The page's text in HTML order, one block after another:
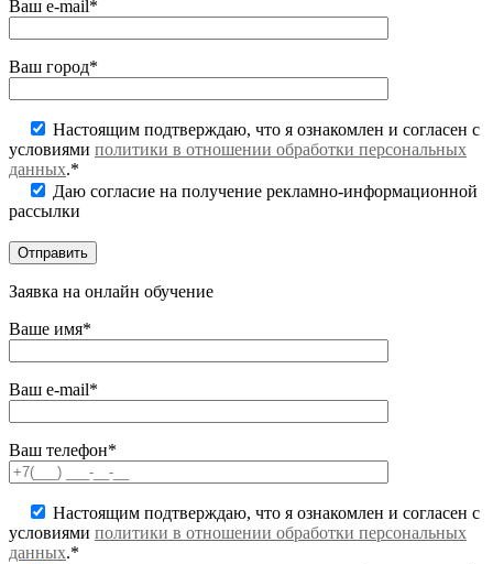
Ваш e-mail*
Ваш город*
Настоящим подтверждаю, что я ознакомлен и согласен с
условиями политики в отношении обработки персональных
данных.*
Даю согласие на получение рекламно-информационной
рассылки
Заявка на онлайн обучение
Ваше имя*
Ваш e-mail*
Ваш телефон*
Настоящим подтверждаю, что я ознакомлен и согласен с
условиями политики в отношении обработки персональных
данных.*